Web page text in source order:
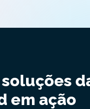
soluções
em ação